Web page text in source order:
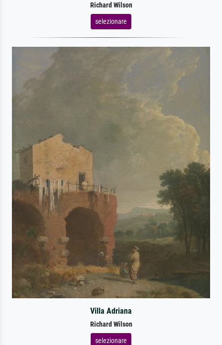
Richard Wilson
selezionare
Villa Adriana
Richard Wilson
selezionare